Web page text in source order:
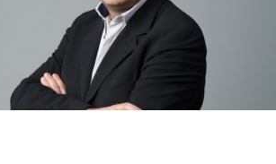
l'article "L’édito de Fabrice Grosfilley :